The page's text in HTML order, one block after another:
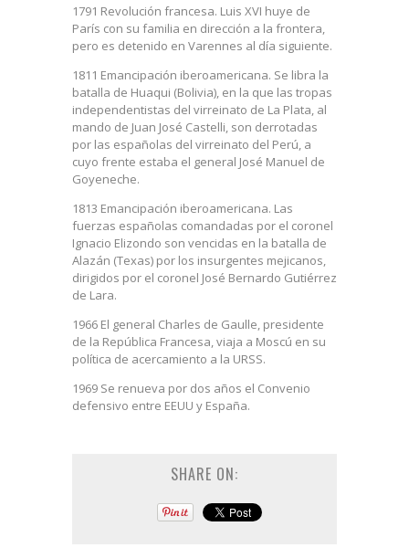
1791 Revolución francesa. Luis XVI huye de
París con su familia en dirección a la frontera,
pero es detenido en Varennes al día siguiente.
1811 Emancipación iberoamericana. Se libra la
batalla de Huaqui (Bolivia), en la que las tropas
independentistas del virreinato de La Plata, al
mando de Juan José Castelli, son derrotadas
por las españolas del virreinato del Perú, a
cuyo frente estaba el general José Manuel de
Goyeneche.
1813 Emancipación iberoamericana. Las
fuerzas españolas comandadas por el coronel
Ignacio Elizondo son vencidas en la batalla de
Alazán (Texas) por los insurgentes mejicanos,
dirigidos por el coronel José Bernardo Gutiérrez
de Lara.
1966 El general Charles de Gaulle, presidente
de la República Francesa, viaja a Moscú en su
política de acercamiento a la URSS.
1969 Se renueva por dos años el Convenio
defensivo entre EEUU y España.
SHARE ON: